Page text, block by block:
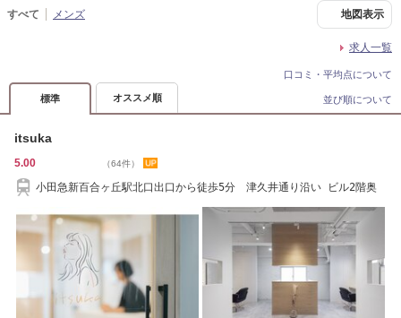
すべて メンズ 地図表示
求人一覧
口コミ・平均点について
標準 オススメ順 並び順について
itsuka
5.00 （64件）
小田急新百合ヶ丘駅北口出口から徒歩5分 津久井通り沿い ビル2階奥